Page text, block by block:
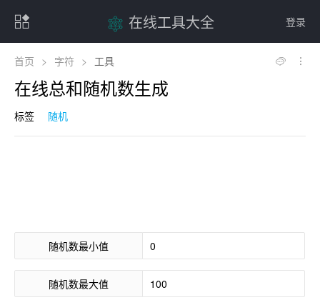
登录
在线工具大全
首页 > 字符 > 工具
在线总和随机数生成
标签 随机
随机数最小值
随机数最大值